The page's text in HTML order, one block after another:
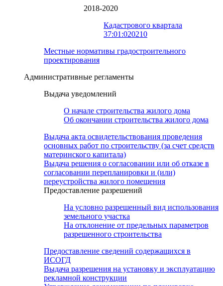
2018-2020
Кадастрового квартала
37:01:020210
Местные нормативы градостроительного
проектирования
Административные регламенты
Выдача уведомлений
О начале строительства жилого дома
Об окончании строительства жилого дома
Выдача акта освидетельствования проведения
основных работ по строительству (за счет средств
материнского капитала)
Выдача решения о согласовании или об отказе в
согласовании перепланировки и (или)
переустройства жилого помещения
Предоставление разрешений
На условно разрешенный вид использования
земельного участка
На отклонение от предельных параметров
разрешенного строительства
Предоставление сведений содержащихся в
ИСОГД
Выдача разрешения на установку и эксплуатацию
рекламной конструкции